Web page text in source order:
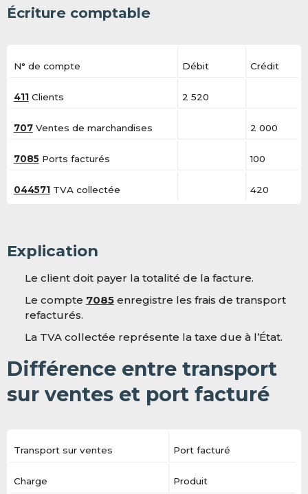
Écriture comptable
N° de compte Débit Crédit
411Clients 2 520
707Ventes de marchandises 2 000
7085Ports facturés 100
044571TVA collectée 420
Explication
Le client doit payer la totalité de la facture.
Le compte 7085enregistre les frais de transport
refacturés.
La TVA collectée représente la taxe due à l’État.
Différence entre transport
sur ventes et port facturé
Transport sur ventes Port facturé
Charge Produit